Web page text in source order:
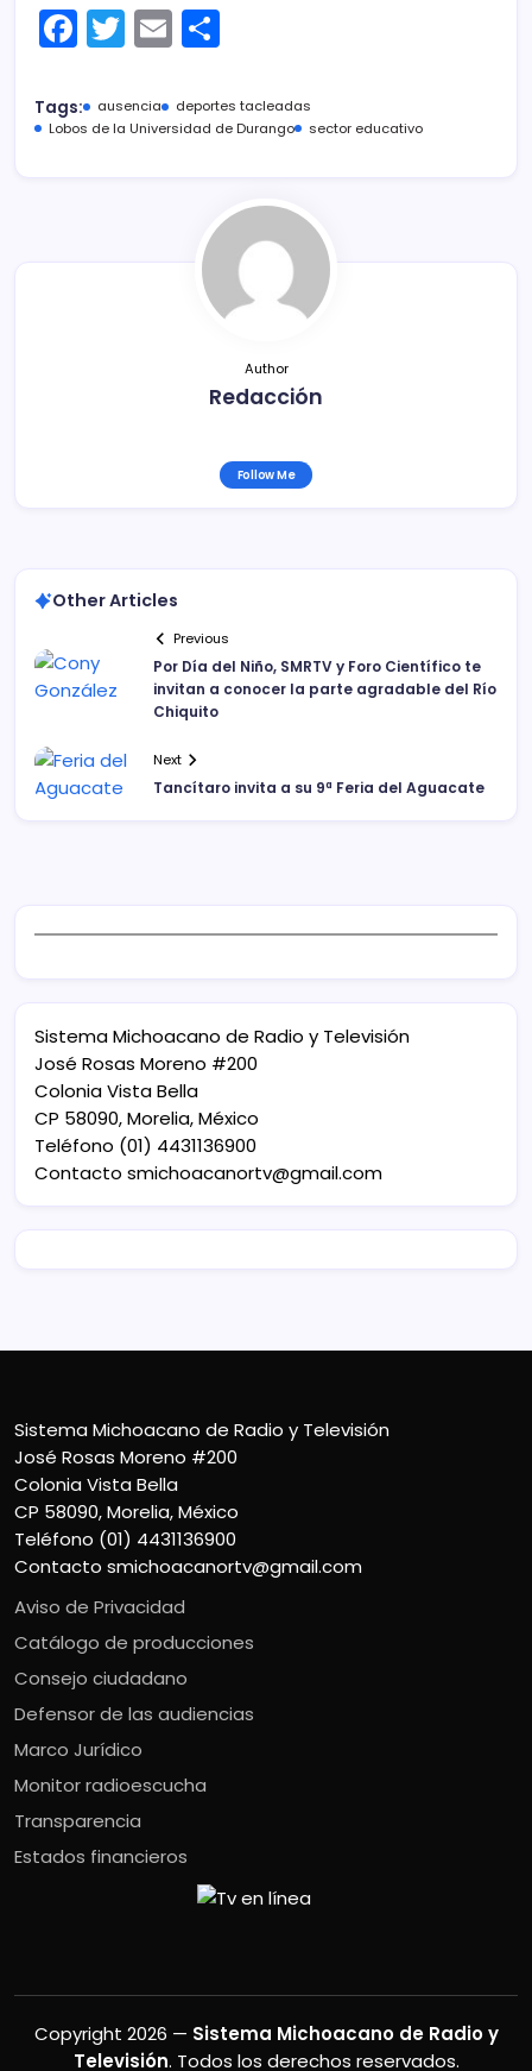
F
a
c
e
T
w
itt
er
E
m
ai
l
m
p
tir
Tags: ausencia
deportes tacleadas
Lobos de la Universidad de Durango
sector educativo
Author
Redacción
Follow Me
Other Articles
Previous
Por Día del Niño, SMRTV y Foro Científico te
invitan a conocer la parte agradable del Río
Chiquito
Next
Tancítaro invita a su 9ª Feria del Aguacate
Sistema Michoacano de Radio y Televisión
José Rosas Moreno #200
Colonia Vista Bella
CP 58090, Morelia, México
Teléfono (01) 4431136900
Contacto smichoacanortv@gmail.com
Sistema Michoacano de Radio y Televisión
José Rosas Moreno #200
Colonia Vista Bella
CP 58090, Morelia, México
Teléfono (01) 4431136900
Contacto smichoacanortv@gmail.com
Aviso de Privacidad
Catálogo de producciones
Consejo ciudadano
Defensor de las audiencias
Marco Jurídico
Monitor radioescucha
Transparencia
Estados financieros
Copyright 2026 — Sistema Michoacano de Radio y
Televisión. Todos los derechos reservados.